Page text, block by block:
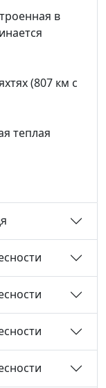
в
(807 км с
теплая